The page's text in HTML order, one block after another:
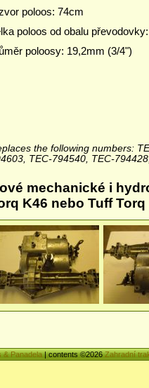
poloos: 74cm
poloos od obalu
poloosy: 19,2mm (3/4")
the following numbers:
TEC-794540, TEC-
mechanické i
K46 nebo Tuff
& Panadela| contents ©2026Zahradní